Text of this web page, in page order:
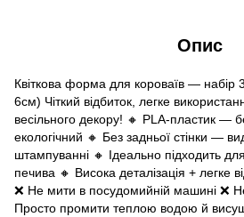
Опис
Квіткова форма для короваїв — набір
6см) Чіткий відбиток, легке
весільного декору! 🔸 PLA-пластик —
екологічний 🔸 Без задньої стінки —
штампуванні 🔸 Ідеально підходить
печива 🔸 Висока деталізація + легке
❌ Не мити в посудомийній машині ❌
Просто промити теплою водою й